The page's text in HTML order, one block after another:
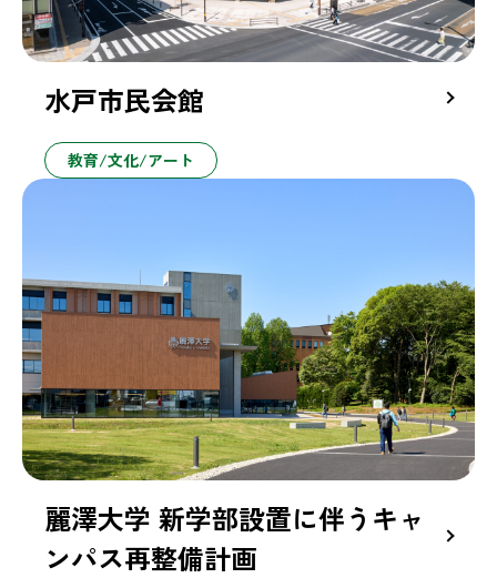
水戸市民会館
教育/文化/アート
麗澤大学 新学部設置に伴うキャ
ンパス再整備計画